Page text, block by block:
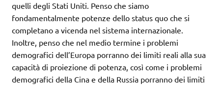
quelli degli Stati Uniti. Penso che siamo
fondamentalmente potenze dello status quo che si
completano a vicenda nel sistema internazionale.
Inoltre, penso che nel medio termine i problemi
demografici dell’Europa porranno dei limiti reali alla sua
capacità di proiezione di potenza, così come i problemi
demografici della Cina e della Russia porranno dei limiti